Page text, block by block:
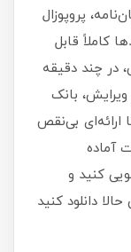
پروپوزال
کاملاً قابل
در چند دقیقه
بانک
ارائه‌ای بی‌نقص
آماده
کنید و
دانلود کنید